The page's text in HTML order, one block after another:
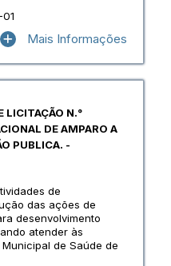
Mais Informações
N.°
DE AMPARO A
PUBLICA. -
de
das ações de
desenvolvimento
atender às
de Saúde de